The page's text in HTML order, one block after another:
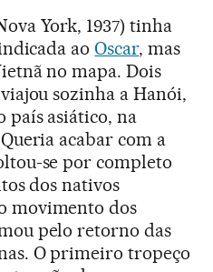
York, 1937) tinha
ao Oscar, mas
no mapa. Dois
sozinha a Hanói,
país asiático, na
acabar com a
se por completo
dos nativos
movimento dos
pelo retorno das
O primeiro tropeço